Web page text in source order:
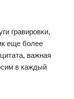
гравировки,
еще более
важная
в каждый